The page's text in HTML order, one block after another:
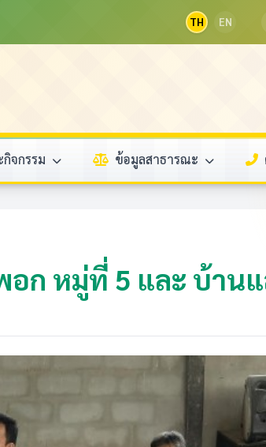
TH EN
จกรรม ข้อมูลสาธารณะ
ก หมู่ที่ 5 และ บ้าน